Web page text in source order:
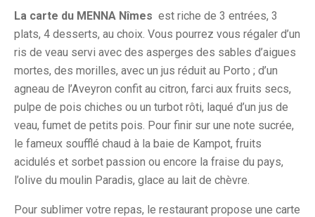
La carte du MENNA Nîmes est riche de 3 entrées, 3
plats, 4 desserts, au choix. Vous pourrez vous régaler d’un
ris de veau servi avec des asperges des sables d’aigues
mortes, des morilles, avec un jus réduit au Porto ; d’un
agneau de l’Aveyron confit au citron, farci aux fruits secs,
pulpe de pois chiches ou un turbot rôti, laqué d’un jus de
veau, fumet de petits pois. Pour finir sur une note sucrée,
le fameux soufflé chaud à la baie de Kampot, fruits
acidulés et sorbet passion ou encore la fraise du pays,
l’olive du moulin Paradis, glace au lait de chèvre.
Pour sublimer votre repas, le restaurant propose une carte